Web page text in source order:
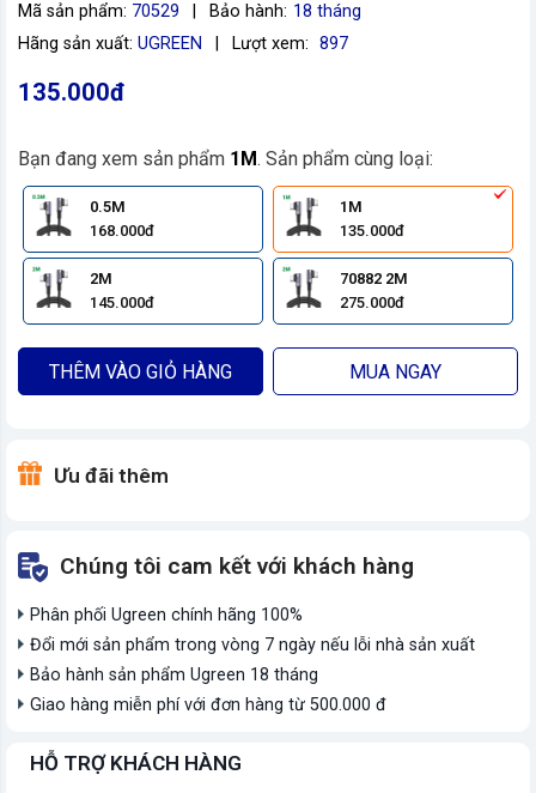
Mã sản phẩm: 70529 Bảo hành: 18 tháng
Hãng sản xuất: UGREEN Lượt xem: 897
135.000đ
Bạn đang xem sản phẩm 1M. Sản phẩm cùng loại:
0.5M
168.000đ
1M
135.000đ
2M
145.000đ
70882 2M
275.000đ
THÊM VÀO GIỎ HÀNG MUA NGAY
Ưu đãi thêm
Chúng tôi cam kết với khách hàng
Phân phối Ugreen chính hãng 100%
Đổi mới sản phẩm trong vòng 7 ngày nếu lỗi nhà sản xuất
Bảo hành sản phẩm Ugreen 18 tháng
Giao hàng miễn phí với đơn hàng từ 500.000 đ
HỖ TRỢ KHÁCH HÀNG